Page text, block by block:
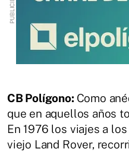
CB Polígono: Como
que en aquellos años
En 1976 los viajes a
viejo Land Rover,